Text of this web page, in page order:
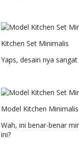
Kitchen Set Minimalis
Yaps, desain nya
Model Kitchen Minimalis
Wah, ini benar-benar
ini?